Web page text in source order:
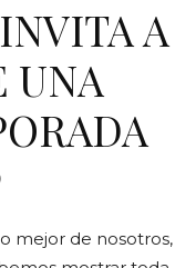
A
UNA
mejor de nosotros,